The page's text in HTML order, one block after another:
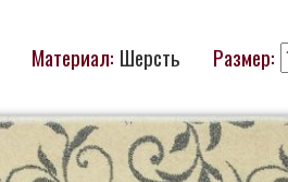
Материал: Шерсть Размер: